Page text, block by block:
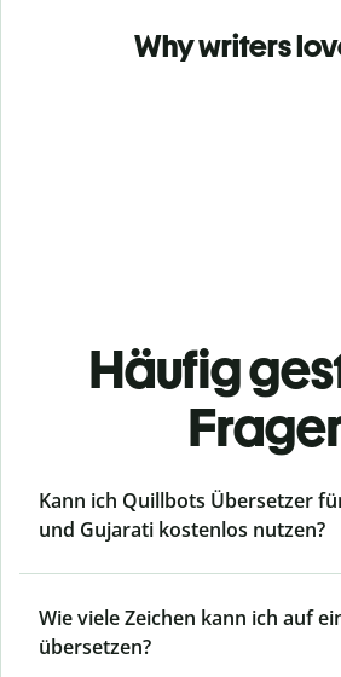
Why writers
Häufig
Kann ich Quillbots Übersetzer
und Gujarati kostenlos nutzen?
Wie viele Zeichen kann ich auf
übersetzen?